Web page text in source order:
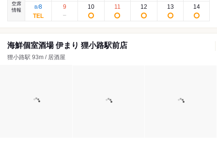
空席
情報
8/8 9 10 11 12 13 14
海鮮個室酒場 伊まり 狸小路駅前店
狸小路駅 93m / 居酒屋